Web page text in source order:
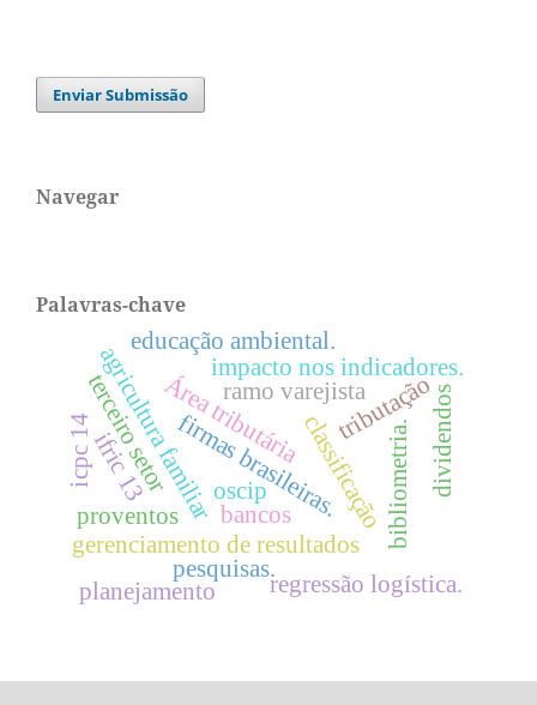
Enviar Submissão
Navegar
Palavras-chave
classificação
Área tributária tributação
gerenciamento de resultados
firmas brasileiras.
agricultura familiar bibliometria.
bancos
impacto nos indicadores.
pesquisas.
terceiro setor oscip
ramo varejista
educação ambiental.
ifric 13
planejamento
icpc 14 dividendos
proventos
regressão logística.